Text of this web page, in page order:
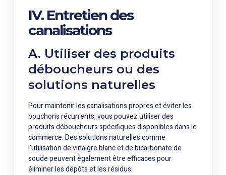
IV. Entretien des
canalisations
A. Utiliser des produits
déboucheurs ou des
solutions naturelles
Pour maintenir les canalisations propres et éviter les
bouchons récurrents, vous pouvez utiliser des
produits déboucheurs spécifiques disponibles dans le
commerce. Des solutions naturelles comme
l’utilisation de vinaigre blanc et de bicarbonate de
soude peuvent également être efficaces pour
éliminer les dépôts et les résidus.